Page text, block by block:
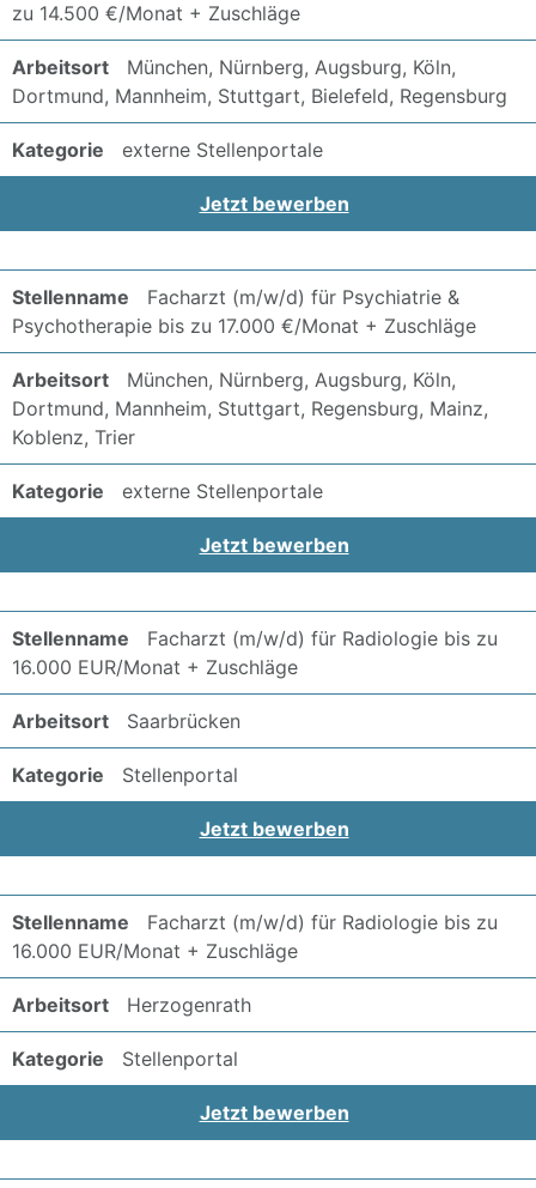
zu 14.500 €/Monat + Zuschläge
München, Nürnberg, Augsburg, Köln,
Dortmund, Mannheim, Stuttgart, Bielefeld, Regensburg
externe Stellenportale
Jetzt bewerben
Facharzt (m/w/d) für Psychiatrie &
Psychotherapie bis zu 17.000 €/Monat + Zuschläge
München, Nürnberg, Augsburg, Köln,
Dortmund, Mannheim, Stuttgart, Regensburg, Mainz,
Koblenz, Trier
externe Stellenportale
Jetzt bewerben
Facharzt (m/w/d) für Radiologie bis zu
16.000 EUR/Monat + Zuschläge
Saarbrücken
Stellenportal
Jetzt bewerben
Facharzt (m/w/d) für Radiologie bis zu
16.000 EUR/Monat + Zuschläge
Herzogenrath
Stellenportal
Jetzt bewerben